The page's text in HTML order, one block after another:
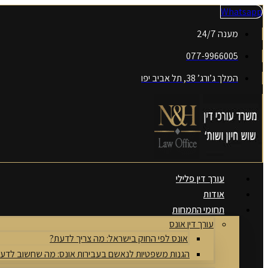
דלג
Whatsapp
מענה 24/7
077-9966005
המלך ג’ורג’ 38, תל אביב יפו
עורך דין פלילי
אודות
תחומי התמחות
עורך דין אונס
אונס לפי החוק בישראל: מה צריך לדעת?
הגנות משפטיות לנאשם בעבירות אונס: מה שחשוב